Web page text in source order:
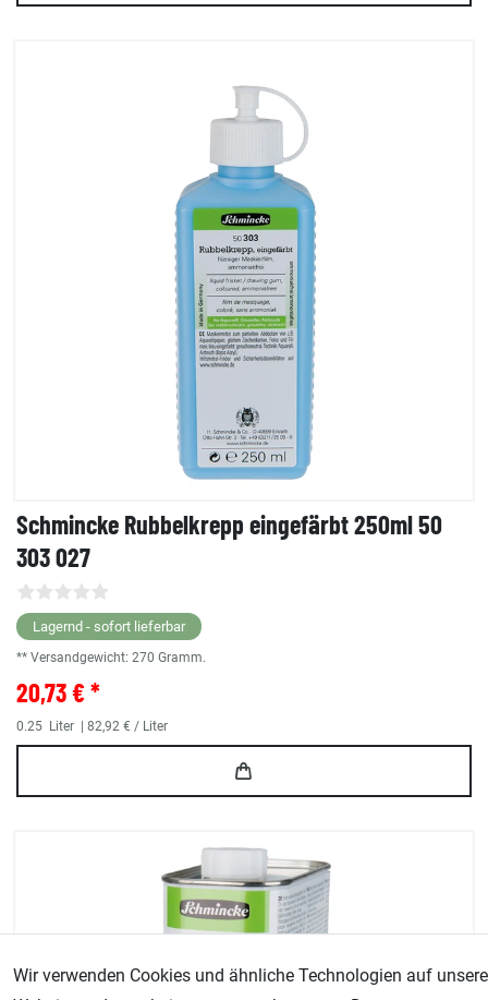
Schmincke Rubbelkrepp eingefärbt 250ml 50
303 027
Lagernd - sofort lieferbar
** Versandgewicht: 270 Gramm.
20,73 € *
0.25 Liter | 82,92 € / Liter
Wir verwenden Cookies und ähnliche Technologien auf